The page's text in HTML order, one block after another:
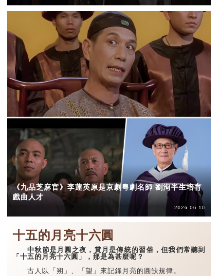
《九品芝麻官》李蓮英原是京劇粵劇名師 劉洵半生培育
戲曲人才
2026-06-10
十五的月亮十六圓
中秋節是月圓之夜，賞月是傳統的習俗，但我們常聽到
「十五的月亮十六圓」，那是為甚麼呢？
古人以「朔」、「望」來記錄月亮的圓缺規律。